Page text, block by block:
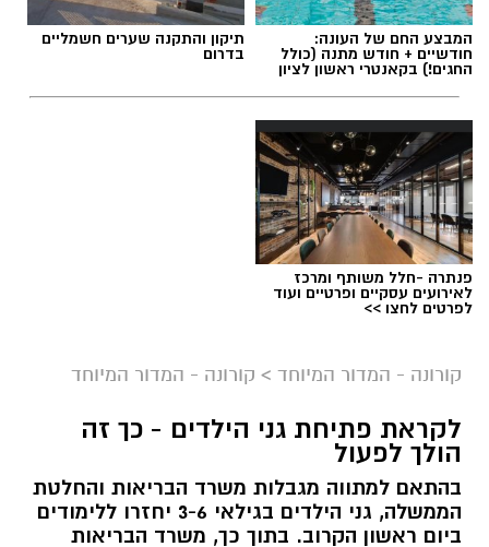
ברקע המשך הירידה בתחלואה בקורונה ברחבי
בתכנית היציאה מהסגרשל משרד הבריאות
והממשלה. במסגרת כך, נפתחו הבוקר מוסדות
החינוך בגילים 0-6, ואיתם גם הגנים הלאומיים וחופי
הים.
המבצע החם של העונה:
חודשיים + חודש מתנה (כולל
החגים!) בקאנטרי ראשון לציון
תיקון והתקנה שערים חשמליים
בדרום
פנתרה -חלל משותף ומרכז
לאירועים עסקיים ופרטיים ועוד
לפרטים לחצו >>
קורונה - המדור המיוחד > קורונה - המדור המיוחד
לקראת פתיחת גני הילדים - כך זה
הולך לפעול
בהתאם למתווה מגבלות משרד הבריאות והחלטת
הממשלה, גני הילדים בגילאי 3-6 יחזרו ללימודים
ביום ראשון הקרוב. בתוך כך, משרד הבריאות